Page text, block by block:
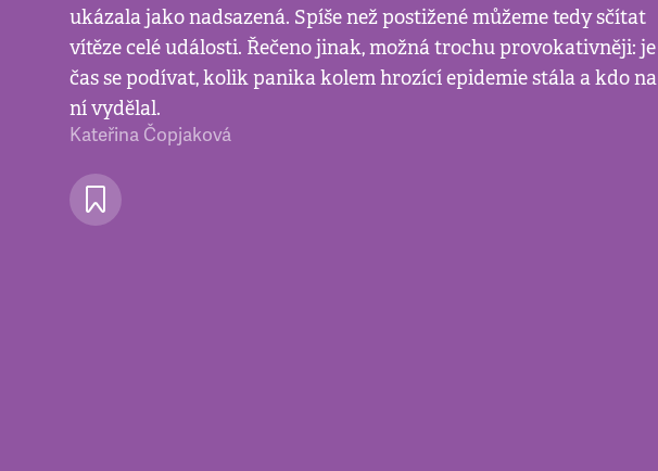
ukázala jako nadsazená. Spíše než postižené můžeme tedy sčítat
vítěze celé události. Řečeno jinak, možná trochu provokativněji: je
čas se podívat, kolik panika kolem hrozící epidemie stála a kdo na
ní vydělal.
Kateřina Čopjaková